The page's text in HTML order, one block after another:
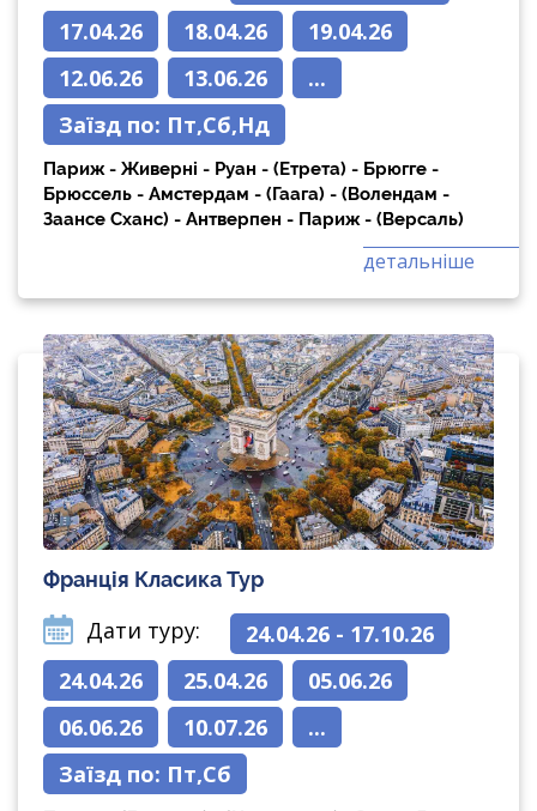
17.04.26
18.04.26
19.04.26
12.06.26
13.06.26
...
Заїзд по: Пт,Сб,Нд
Париж - Живерні - Руан - (Етрета) - Брюгге -
Брюссель - Амстердам - (Гаага) - (Волендам -
Заансе Сханс) - Антверпен - Париж - (Версаль)
детальніше
Франція Класика Тур
Дати туру:
24.04.26 - 17.10.26
24.04.26
25.04.26
05.06.26
06.06.26
10.07.26
...
Заїзд по: Пт,Сб